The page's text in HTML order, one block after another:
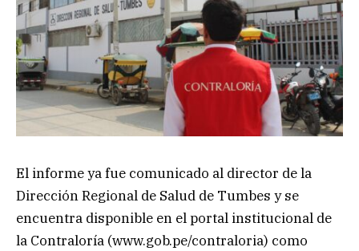
El informe ya fue comunicado al director de la
Dirección Regional de Salud de Tumbes y se
encuentra disponible en el portal institucional de
la Contraloría (www.gob.pe/contraloria) como